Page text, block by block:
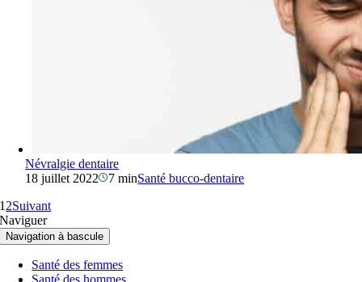
Névralgie dentaire
18 juillet 2022
7 minSanté bucco-dentaire
1 2Suivant
Naviguer
Navigation à bascule
Santé des femmes
Santé des hommes